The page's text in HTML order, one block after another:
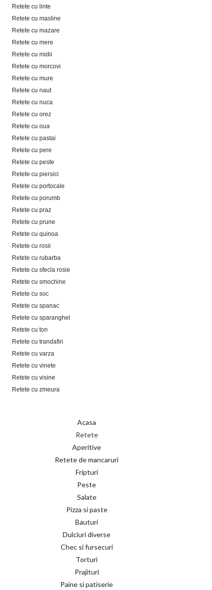
Retete cu linte
Retete cu masline
Retete cu mazare
Retete cu mere
Retete cu midii
Retete cu morcovi
Retete cu mure
Retete cu naut
Retete cu nuca
Retete cu orez
Retete cu oua
Retete cu pastai
Retete cu pere
Retete cu peste
Retete cu piersici
Retete cu portocale
Retete cu porumb
Retete cu praz
Retete cu prune
Retete cu quinoa
Retete cu rosii
Retete cu rubarba
Retete cu sfecla rosie
Retete cu smochine
Retete cu soc
Retete cu spanac
Retete cu sparanghel
Retete cu ton
Retete cu trandafiri
Retete cu varza
Retete cu vinete
Retete cu visine
Retete cu zmeura
Acasa
Retete
Aperitive
Retete de mancaruri
Fripturi
Peste
Salate
Pizza si paste
Bauturi
Dulciuri diverse
Chec si fursecuri
Torturi
Prajituri
Paine si patiserie